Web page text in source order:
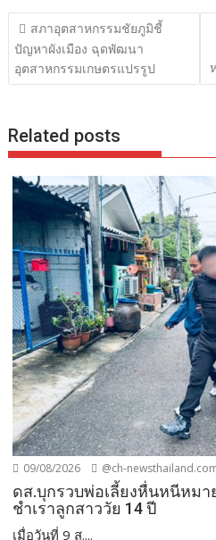
แนะแนว
เรื่อง
สภาอุตสาหกรรมชัยภูมิชี้
ปัญหาผังเมือง ฉุดพัฒนา
อุตสาหกรรมเกษตรแปรรูป
Related posts
09/08/2026 @ch-
ดส.บุกรวบพ่อเลี้ยงหื่นหนีหมา
ชำเราลูกสาววัย 14 ปี
เมื่อวันที่ 9 ส....